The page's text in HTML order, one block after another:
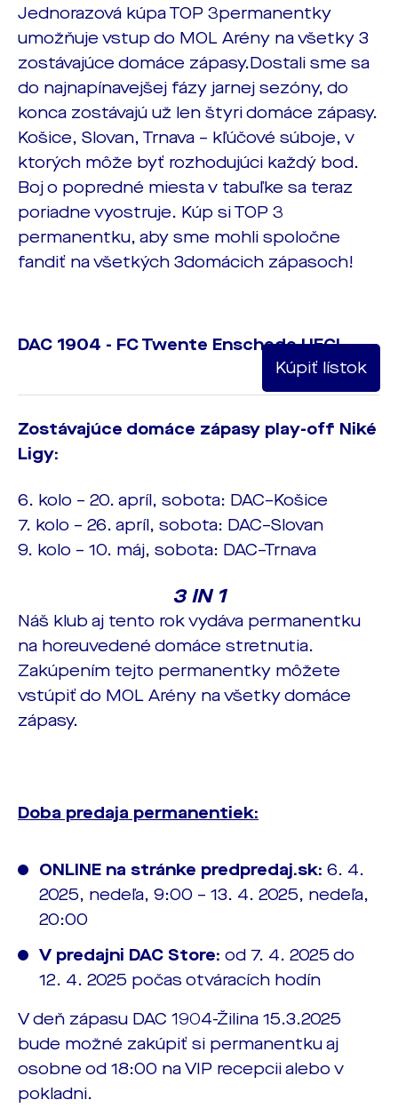
Jednorazová kúpa TOP 3permanentky
umožňuje vstup do MOL Arény na všetky 3
zostávajúce domáce zápasy.Dostali sme sa
do najnapínavejšej fázy jarnej sezóny, do
konca zostávajú už len štyri domáce zápasy.
Košice, Slovan, Trnava – kľúčové súboje, v
ktorých môže byť rozhodujúci každý bod.
Boj o popredné miesta v tabuľke sa teraz
poriadne vyostruje. Kúp si TOP 3
permanentku, aby sme mohli spoločne
fandiť na všetkých 3domácich zápasoch!
DAC 1904 - FC Twente Enschede UECL
Kúpiť lístok
Zostávajúce domáce zápasy play-off Niké
Ligy:
6. kolo – 20. apríl, sobota: DAC–Košice
7. kolo – 26. apríl, sobota: DAC–Slovan
9. kolo – 10. máj, sobota: DAC–Trnava
3 IN 1
Náš klub aj tento rok vydáva permanentku
na horeuvedené domáce stretnutia.
Zakúpením tejto permanentky môžete
vstúpiť do MOL Arény na všetky domáce
zápasy.
Doba predaja permanentiek:
ONLINE na stránke predpredaj.sk: 6. 4.
2025, nedeľa, 9:00 – 13. 4. 2025, nedeľa,
20:00
V predajni DAC Store: od 7. 4. 2025 do
12. 4. 2025 počas otváracích hodín
V deň zápasu DAC 1904-Žilina 15.3.2025
bude možné zakúpiť si permanentku aj
osobne od 18:00 na VIP recepcii alebo v
pokladni.